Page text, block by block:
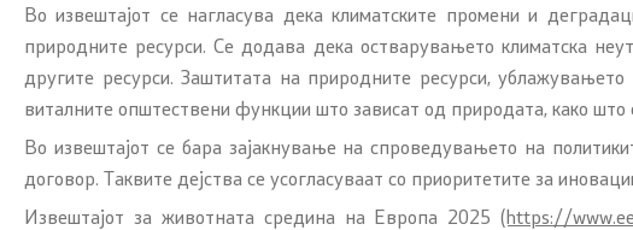
Во извештајот се нагласува дека климатските промени и
природните ресурси. Се додава дека остварувањето климатска
другите ресурси. Заштитата на природните ресурси,
виталните општествени функции што зависат од природата, како
Во извештајот се бара зајакнување на спроведувањето на
договор. Таквите дејства се усогласуваат со приоритетите за
Извештајот за животната средина на Европа 2025(https://